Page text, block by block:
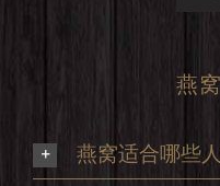
燕
燕窝适合哪些